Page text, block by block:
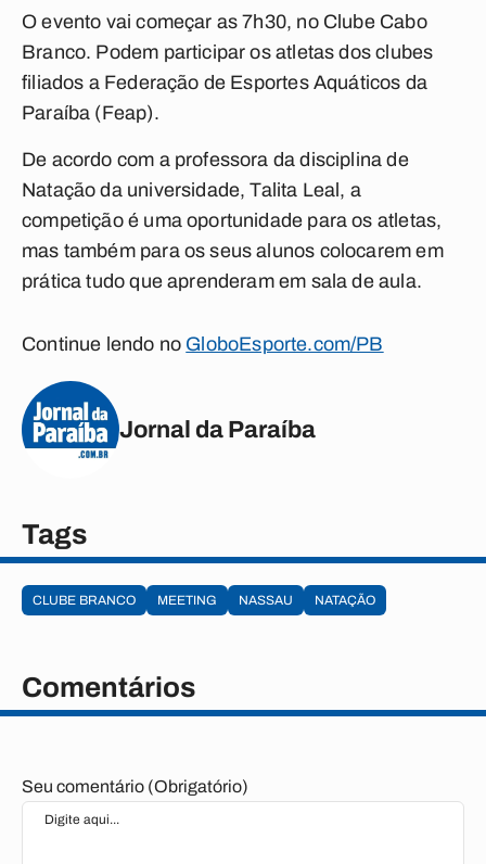
O evento vai começar as 7h30, no Clube Cabo
Branco. Podem participar os atletas dos clubes
filiados a Federação de Esportes Aquáticos da
Paraíba (Feap).
De acordo com a professora da disciplina de
Natação da universidade, Talita Leal, a
competição é uma oportunidade para os atletas,
mas também para os seus alunos colocarem em
prática tudo que aprenderam em sala de aula.
Continue lendo no GloboEsporte.com/PB
Jornal da Paraíba
Tags
CLUBE BRANCO MEETING NASSAU NATAÇÃO
Comentários
Seu comentário (Obrigatório)